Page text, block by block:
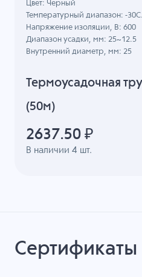
Термоусадочная
(50м)
В наличии4 шт.
Цвет: Черный
Температурный диапазон: -
Напряжение изоляции, В: 600
Диапазон усадки, мм: 25~12.5
Внутренний диаметр, мм: 25
2637.50 ₽
Сертификаты